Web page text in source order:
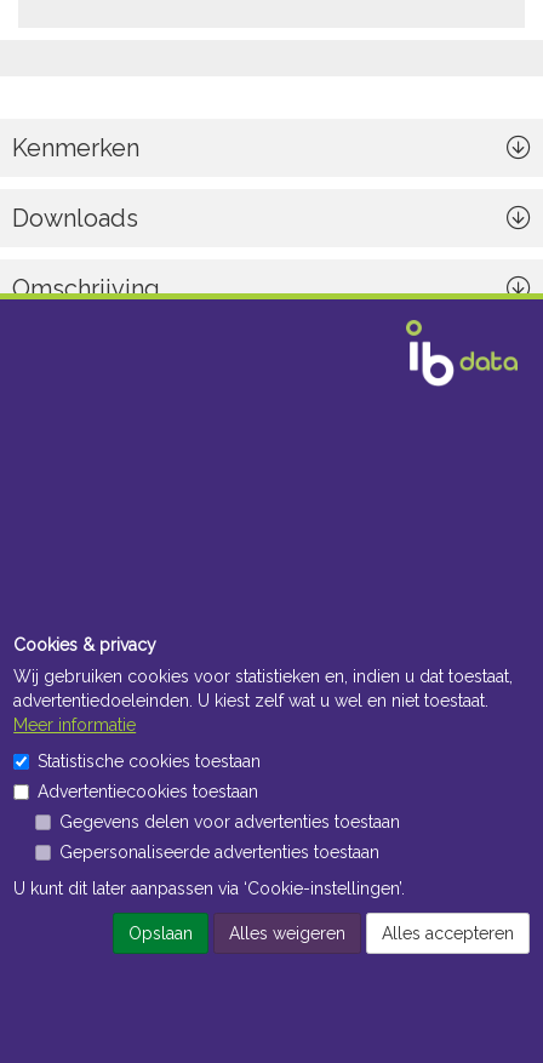
Kenmerken
Downloads
Omschrijving
Openingstijden Kantoor
ma t/m vr 8:30 uur tot 17:00 uur
Openingstijden Magazijn
ma t/m vr 7:00 uur tot 16:30 uur
Cookies & privacy
Wij gebruiken cookies voor statistieken en, indien u dat toestaat,
advertentiedoeleinden. U kiest zelf wat u wel en niet toestaat.
Meer informatie
Statistische cookies toestaan
Advertentiecookies toestaan
Gegevens delen voor advertenties toestaan
Gepersonaliseerde advertenties toestaan
U kunt dit later aanpassen via ‘Cookie-instellingen’.
Opslaan Alles weigeren Alles accepteren